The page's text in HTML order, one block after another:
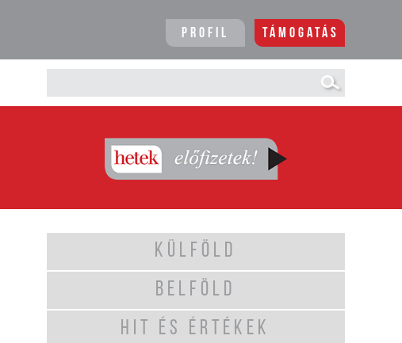
Profil Támogatás
KÜLFÖLD
BELFÖLD
HIT ÉS ÉRTÉKEK